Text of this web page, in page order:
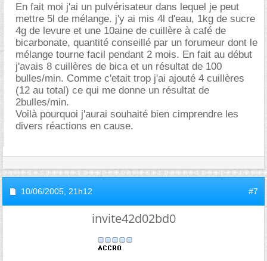
En fait moi j'ai un pulvérisateur dans lequel je peut
mettre 5l de mélange. j'y ai mis 4l d'eau, 1kg de sucre
4g de levure et une 10aine de cuillère à café de
bicarbonate, quantité conseillé par un forumeur dont le
mélange tourne facil pendant 2 mois. En fait au début
j'avais 8 cuillères de bica et un résultat de 100
bulles/min. Comme c'etait trop j'ai ajouté 4 cuillères
(12 au total) ce qui me donne un résultat de
2bulles/min.
Voilà pourquoi j'aurai souhaité bien cimprendre les
divers réactions en cause.
10/06/2005, 21h12 #7
invite42d02bd0